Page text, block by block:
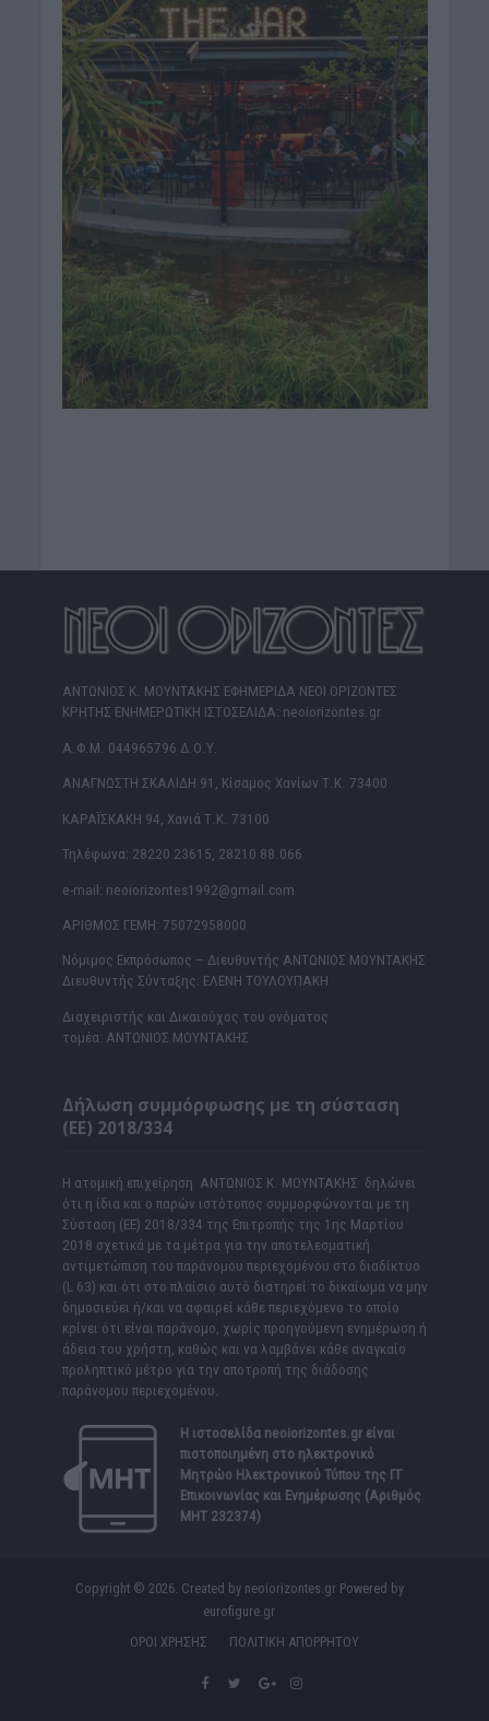
ΑΝΤΩΝΙΟΣ Κ. ΜΟΥΝΤΑΚΗΣ ΕΦΗΜΕΡΙΔΑ ΝΕΟΙ ΟΡΙΖΟΝΤΕΣ
ΚΡΗΤΗΣ ΕΝΗΜΕΡΩΤΙΚΗ ΙΣΤΟΣΕΛΙΔΑ: neoiorizontes.gr
Α.Φ.Μ. 044965796 Δ.Ο.Υ.
ΑΝΑΓΝΩΣΤΗ ΣΚΑΛΙΔΗ 91, Κίσαμος Χανίων Τ.Κ. 73400
ΚΑΡΑΪΣΚΑΚΗ 94, Χανιά Τ.Κ. 73100
Τηλέφωνα: 28220 23615, 28210 88.066
e-mail: neoiorizontes1992@gmail.com
ΑΡΙΘΜΟΣ ΓΕΜΗ: 75072958000
Νόμιμος Εκπρόσωπος – Διευθυντής ΑΝΤΩΝΙΟΣ ΜΟΥΝΤΑΚΗΣ
Διευθυντής Σύνταξης: ΕΛΕΝΗ ΤΟΥΛΟΥΠΑΚΗ
Διαχειριστής και Δικαιούχος του ονόματος
τομέα: ΑΝΤΩΝΙΟΣ ΜΟΥΝΤΑΚΗΣ
Δήλωση συμμόρφωσης με τη σύσταση
(ΕΕ) 2018/334
Η ατομική επιχείρηση ΑΝΤΩΝΙΟΣ Κ. ΜΟΥΝΤΑΚΗΣ δηλώνει
ότι η ίδια και ο παρών ιστότοπος συμμορφώνονται με τη
Σύσταση (ΕΕ) 2018/334 της Επιτροπής της 1ης Μαρτίου
2018 σχετικά με τα μέτρα για την αποτελεσματική
αντιμετώπιση του παράνομου περιεχομένου στο διαδίκτυο
(L 63) και ότι στο πλαίσιο αυτό διατηρεί το δικαίωμα να μην
δημοσιεύει ή/και να αφαιρεί κάθε περιεχόμενο το οποίο
κρίνει ότι είναι παράνομο, χωρίς προηγούμενη ενημέρωση ή
άδεια του χρήστη, καθώς και να λαμβάνει κάθε αναγκαίο
προληπτικό μέτρο για την αποτροπή της διάδοσης
παράνομου περιεχομένου.
Η ιστοσελίδα neoiorizontes.grείναι
πιστοποιημένη στο ηλεκτρονικό
Μητρώο Ηλεκτρονικού Τύπου της ΓΓ
Επικοινωνίας και Ενημέρωσης (Αριθμός
ΜΗΤ 232374)
Copyright © 2026. Created by neoiorizontes.gr Powered by
eurofigure.gr
ΟΡΟΙ ΧΡΗΣΗΣ
ΠΟΛΙΤΙΚΗ ΑΠΟΡΡΗΤΟΥ